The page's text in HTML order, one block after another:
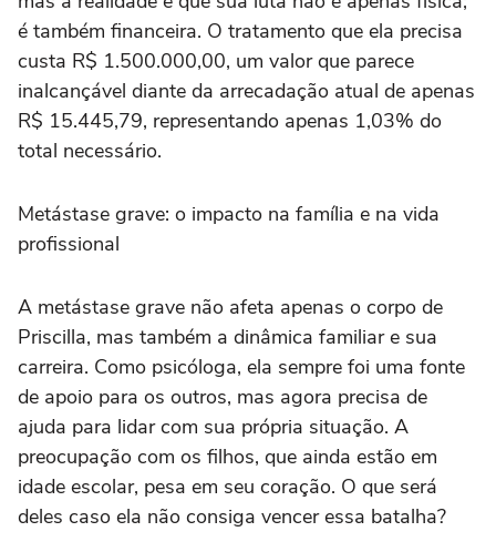
é também financeira. O tratamento que ela precisa
custa R$ 1.500.000,00, um valor que parece
inalcançável diante da arrecadação atual de apenas
R$ 15.445,79, representando apenas 1,03% do
total necessário.
Metástase grave: o impacto na família e na vida
profissional
A metástase grave não afeta apenas o corpo de
Priscilla, mas também a dinâmica familiar e sua
carreira. Como psicóloga, ela sempre foi uma fonte
de apoio para os outros, mas agora precisa de
ajuda para lidar com sua própria situação. A
preocupação com os filhos, que ainda estão em
idade escolar, pesa em seu coração. O que será
deles caso ela não consiga vencer essa batalha?